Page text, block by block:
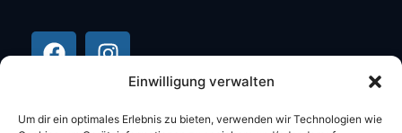
Einwilligung verwalten
Um dir ein optimales Erlebnis zu bieten, verwenden wir Technologien wie